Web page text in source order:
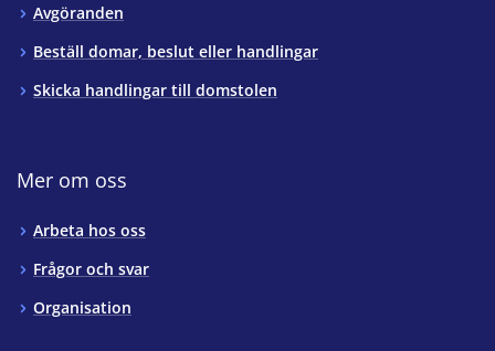
Avgöranden
Beställ domar, beslut eller handlingar
Skicka handlingar till domstolen
Mer om oss
Arbeta hos oss
Frågor och svar
Organisation